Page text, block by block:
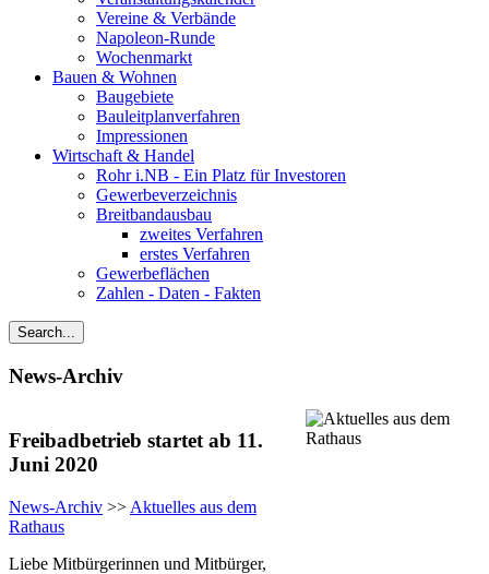
Vereine & Verbände
Napoleon-Runde
Wochenmarkt
Bauen & Wohnen
Baugebiete
Bauleitplanverfahren
Impressionen
Wirtschaft & Handel
Rohr i.NB - Ein Platz für Investoren
Gewerbeverzeichnis
Breitbandausbau
zweites Verfahren
erstes Verfahren
Gewerbeflächen
Zahlen - Daten - Fakten
News-Archiv
Freibadbetrieb startet ab 11.
Juni 2020
News-Archiv >> Aktuelles aus dem
Rathaus
Liebe Mitbürgerinnen und Mitbürger,